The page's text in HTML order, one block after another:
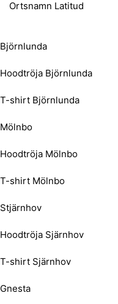
Ortsnamn Latitud
Björnlunda
Hoodtröja Björnlunda
T-shirt Björnlunda
Mölnbo
Hoodtröja Mölnbo
T-shirt Mölnbo
Stjärnhov
Hoodtröja Sjärnhov
T-shirt Sjärnhov
Gnesta